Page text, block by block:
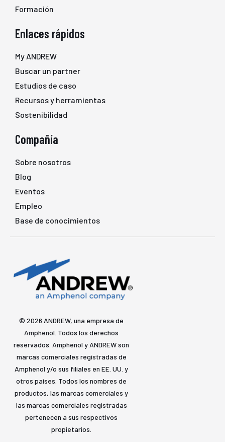
Formación
Enlaces rápidos
My ANDREW
Buscar un partner
Estudios de caso
Recursos y herramientas
Sostenibilidad
Compañía
Sobre nosotros
Blog
Eventos
Empleo
Base de conocimientos
© 2026 ANDREW, una empresa de
Amphenol. Todos los derechos
reservados. Amphenol y ANDREW son
marcas comerciales registradas de
Amphenol y/o sus filiales en EE. UU. y
otros países. Todos los nombres de
productos, las marcas comerciales y
las marcas comerciales registradas
pertenecen a sus respectivos
propietarios.